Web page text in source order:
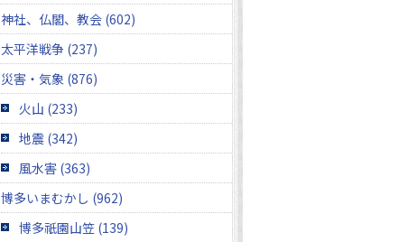
神社、仏閣、教会 (602)
太平洋戦争 (237)
災害・気象 (876)
火山 (233)
地震 (342)
風水害 (363)
博多いまむかし (962)
博多祇園山笠 (139)